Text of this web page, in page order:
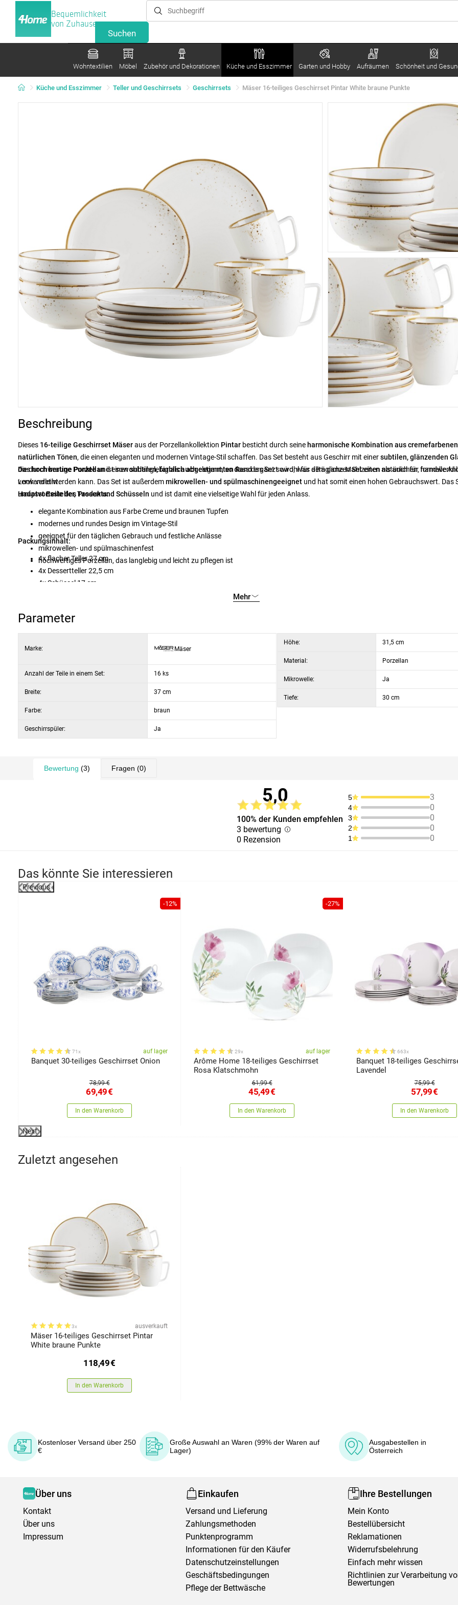
Bequemlichkeit
von Zuhause
Wohntextilien Möbel Zubehör und Dekorationen Küche und Esszimmer Garten und Hobby Aufräumen Schönheit und
Küche und Esszimmer Teller und Geschirrsets Geschirrsets Mäser 16-teiliges Geschirrset Pintar White braune Punkte
Beschreibung
Dieses 16-teilige Geschirrset Mäseraus der Porzellankollektion Pintar besticht durch seine harmonische Kombination aus
natürlichen Tönen, die einen eleganten und modernen Vintage-Stil schaffen. Das Set besteht aus Geschirr mit einersubtilen, glänzenden
die durchbraune Punkteund einensubtilen, farblich abgestimmten Randergänzt wird, was dem ganzen Set einen natürlichen,
Look verleiht.
Das hochwertige Porzellanist sowohl langlebig als auch elegant, so dass das Set sowohl für alltägliche Mahlzeiten als auch für formelle
verwendet werden kann. Das Set ist außerdemmikrowellen- und spülmaschinengeeignet und hat somit einen hohen Gebrauchswert. Das
umfasstEssteller, Tassen und Schüsseln und ist damit eine vielseitige Wahl für jeden Anlass.
Hauptvorteile des Produkts:
elegante Kombination aus Farbe Creme und braunen Tupfen
modernes und rundes Design im Vintage-Stil
geeignet für den täglichen Gebrauch und festliche Anlässe
mikrowellen- und spülmaschinenfest
hochwertiges Porzellan, das langlebig und leicht zu pflegen ist
Packungsinhalt:
4x flacher Teller 27 cm
4x Dessertteller 22,5 cm
4x Schüssel 17 cm
Mehr
Parameter
Marke: Mäser
Anzahl der Teile in einem Set: 16 ks
Breite: 37 cm
Farbe: braun
Geschirrspüler: Ja
Höhe: 31,5 cm
Material: Porzellan
Mikrowelle: Ja
Tiefe: 30 cm
Bewertung (3) Fragen (0)
5,0
100% der Kunden empfehlen
3 bewertung
0 Rezension
5 3
4 0
3 0
2 0
1 0
Das könnte Sie interessieren
Previous
-12%
71x auf lager
Banquet 30-teiliges Geschirrset Onion
78,99 €
69,49€
In den Warenkorb
-27%
29x auf lager
Arôme Home 18-teiliges Geschirrset
Rosa Klatschmohn
61,99 €
45,49€
In den Warenkorb
663x
Banquet 18-teiliges
Lavendel
75,99 €
57,99€
In den Warenkorb
Next
Zuletzt angesehen
3x ausverkauft
Mäser 16-teiliges Geschirrset Pintar
White braune Punkte
118,49€
In den Warenkorb
Kostenloser Versand über 250
€
Große Auswahl an Waren (99% der Waren auf
Lager)
Ausgabestellen in
Österreich
Über uns
Kontakt
Über uns
Impressum
Einkaufen
Versand und Lieferung
Zahlungsmethoden
Punktenprogramm
Informationen für den Käufer
Datenschutzeinstellungen
Geschäftsbedingungen
Pflege der Bettwäsche
Ihre Bestellungen
Mein Konto
Bestellübersicht
Reklamationen
Widerrufsbelehrung
Einfach mehr wissen
Richtlinien zur Verarbeitung
Bewertungen